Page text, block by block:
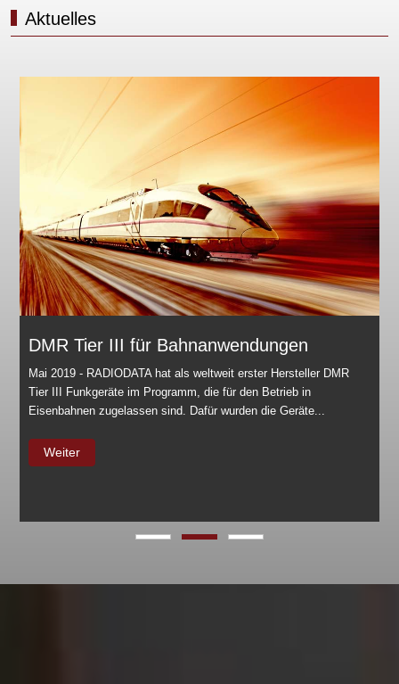
Aktuelles
DMR Tier III für Bahnanwendungen
Mai 2019 - RADIODATA hat als weltweit erster Hersteller DMR
Tier III Funkgeräte im Programm, die für den Betrieb in
Eisenbahnen zugelassen sind. Dafür wurden die Geräte...
Weiter